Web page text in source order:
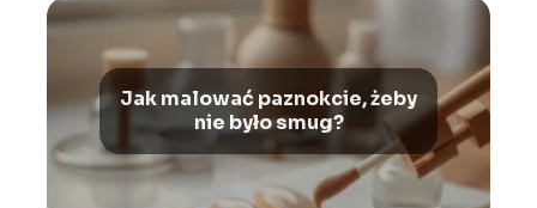
Jak malować paznokcie, żeby
nie było smug?